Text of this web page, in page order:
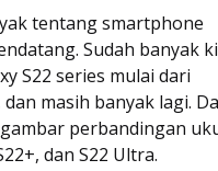
tentang smartphone
Sudah banyak
S22 series mulai dari
masih banyak lagi.
perbandingan
dan S22 Ultra.